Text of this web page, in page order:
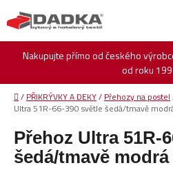
na
obsah
Nakupujte přímo od českého
od roku
Domů
/ PŘIKRÝVKY A DEKY/ Přehozy na postel
Ultra 51R-66-390 světle šedá/tmavě
Přehoz Ultra 51R-
šedá/tmavě modrá